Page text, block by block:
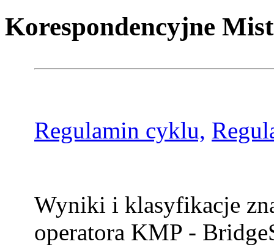
Korespondencyjne
Regulamin cyklu,
Wyniki i klasyfikacje
operatora KMP -